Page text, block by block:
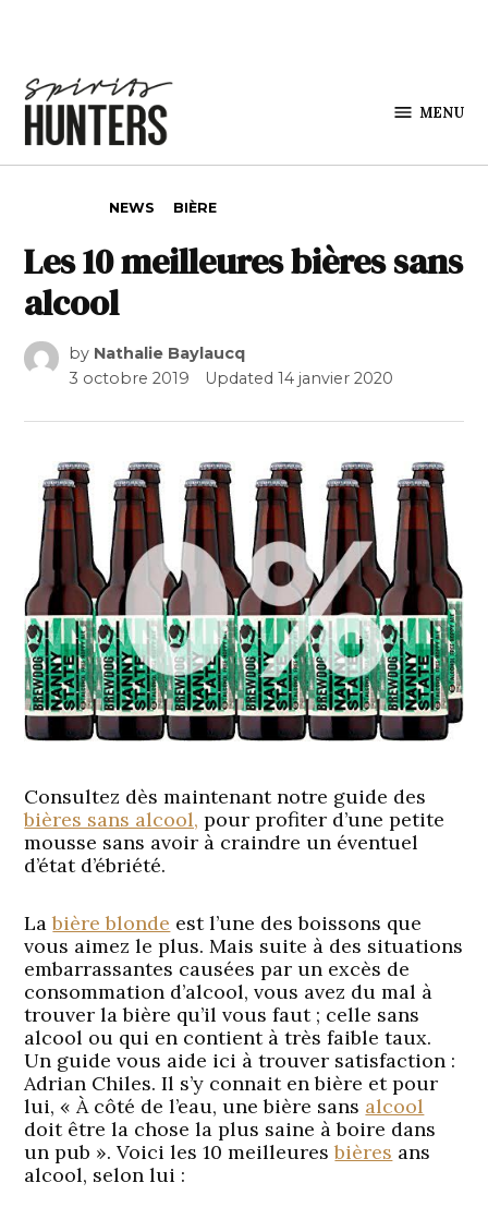
MENU
NEWS BIÈRE
Les 10 meilleures bières sans
alcool
by Nathalie Baylaucq
3 octobre 2019
Updated14 janvier 2020
Consultez dès maintenant notre guide des
bières sans alcool, pour profiter d’une petite
mousse sans avoir à craindre un éventuel
d’état d’ébriété.
Labière blonde est l’une des boissons que
vous aimez le plus. Mais suite à des situations
embarrassantes causées par un excès de
consommation d’alcool, vous avez du mal à
trouver la bière qu’il vous faut ; celle sans
alcool ou qui en contient à très faible taux.
Un guide vous aide ici à trouver satisfaction :
Adrian Chiles. Il s’y connait en bière et pour
lui, « À côté de l’eau, une bière sans alcool
doit être la chose la plus saine à boire dans
un pub ». Voici les 10 meilleuresbières ans
alcool, selon lui :